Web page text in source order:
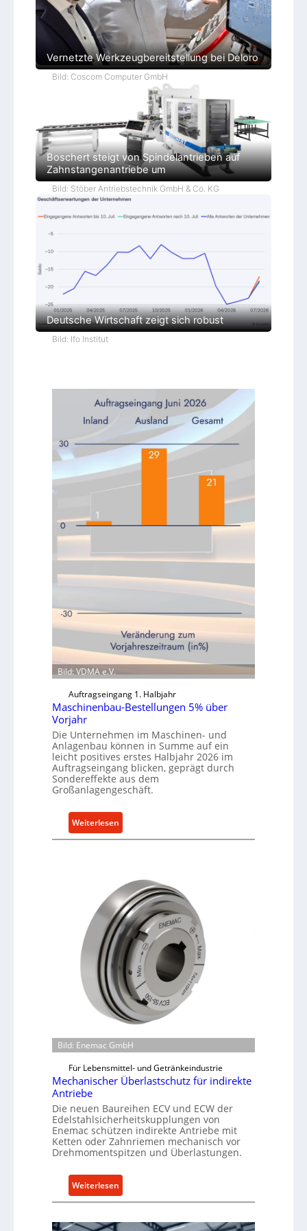
Vernetzte Werkzeugbereitstellung bei Deloro
Bild: Coscom Computer GmbH
Boschert steigt von Spindelantrieben auf
Zahnstangenantriebe um
Bild: Stöber Antriebstechnik GmbH & Co. KG
Deutsche Wirtschaft zeigt sich robust
Bild: Ifo Institut
Bild: VDMA e.V.
Auftragseingang 1. Halbjahr
Maschinenbau-Bestellungen 5% über
Vorjahr
Die Unternehmen im Maschinen- und
Anlagenbau können in Summe auf ein
leicht positives erstes Halbjahr 2026 im
Auftragseingang blicken, geprägt durch
Sondereffekte aus dem
Großanlagengeschäft.
Weiterlesen:
M
h
i
n
e
n
b
a
u
-
B
e
s
t
e
l
u
n
g
n
5
ü
Bild: Enemac GmbH
Für Lebensmittel- und Getränkeindustrie
Mechanischer Überlastschutz für indirekte
Antriebe
Die neuen Baureihen ECV und ECW der
Edelstahlsicherheitskupplungen von
Enemac schützen indirekte Antriebe mit
Ketten oder Zahnriemen mechanisch vor
Drehmomentspitzen und Überlastungen.
Weiterlesen:
M
c